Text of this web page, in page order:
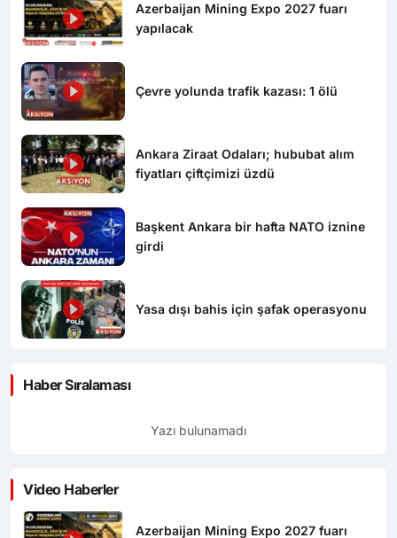
Azerbaijan Mining Expo 2027 fuarı
yapılacak
Çevre yolunda trafik kazası: 1 ölü
Ankara Ziraat Odaları; hububat alım
fiyatları çiftçimizi üzdü
Başkent Ankara bir hafta NATO iznine
girdi
Yasa dışı bahis için şafak operasyonu
Haber Sıralaması
Yazı bulunamadı
Video Haberler
Azerbaijan Mining Expo 2027 fuarı